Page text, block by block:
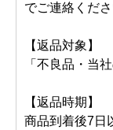
でご連絡くださ
【返品対象】
「不良品・当
【返品時期】
商品到着後7日